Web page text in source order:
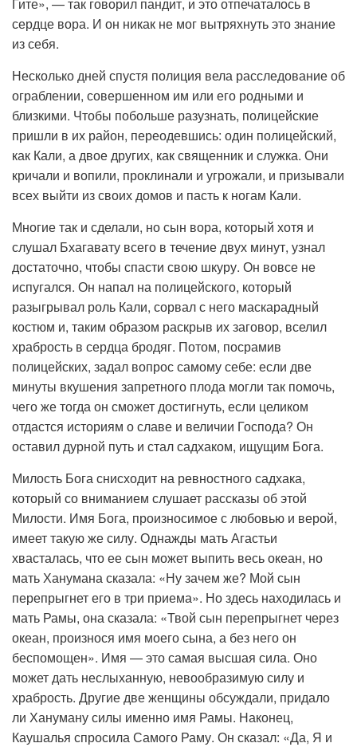
сердце вора. И он никак не мог вытряхнуть это знание
из себя.
Несколько дней спустя полиция вела расследование об
ограблении, совершенном им или его родными и
близкими. Чтобы побольше разузнать, полицейские
пришли в их район, переодевшись: один полицейский,
как Кали, а двое других, как священник и служка. Они
кричали и вопили, проклинали и угрожали, и призывали
всех выйти из своих домов и пасть к ногам Кали.
Многие так и сделали, но сын вора, который хотя и
слушал Бхагавату всего в течение двух минут, узнал
достаточно, чтобы спасти свою шкуру. Он вовсе не
испугался. Он напал на полицейского, который
разыгрывал роль Кали, сорвал с него маскарадный
костюм и, таким образом раскрыв их заговор, вселил
храбрость в сердца бродяг. Потом, посрамив
полицейских, задал вопрос самому себе: если две
минуты вкушения запретного плода могли так помочь,
чего же тогда он сможет достигнуть, если целиком
отдастся историям о славе и величии Господа? Он
оставил дурной путь и стал садхаком, ищущим Бога.
Милость Бога снисходит на ревностного садхака,
который со вниманием слушает рассказы об этой
Милости. Имя Бога, произносимое с любовью и верой,
имеет такую же силу. Однажды мать Агастьи
хвасталась, что ее сын может выпить весь океан, но
мать Ханумана сказала: «Ну зачем же? Мой сын
перепрыгнет его в три приема». Но здесь находилась и
мать Рамы, она сказала: «Твой сын перепрыгнет через
океан, произнося имя моего сына, а без него он
беспомощен». Имя — это самая высшая сила. Оно
может дать неслыханную, невообразимую силу и
храбрость. Другие две женщины обсуждали, придало
ли Хануману силы именно имя Рамы. Наконец,
Каушалья спросила Самого Раму. Он сказал: «Да, Я и